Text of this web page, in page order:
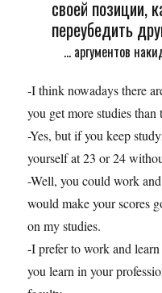
своей позиции,
переубедить
... аргументов
-I think nowadays there
you get more studies than
-Yes, but if you keep
yourself at 23 or 24
-Well, you could work
would make your scores
on my studies.
-I prefer to work and
you learn in your